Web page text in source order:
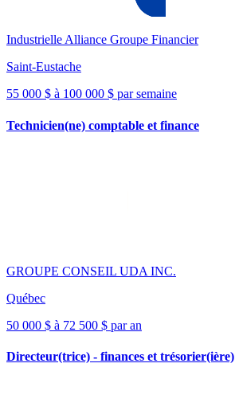
Industrielle Alliance Groupe Financier
Saint-Eustache
55 000 $ à 100 000 $ par semaine
Technicien(ne) comptable et finance
GROUPE CONSEIL UDA INC.
Québec
50 000 $ à 72 500 $ par an
Directeur(trice) - finances et trésorier(ière)